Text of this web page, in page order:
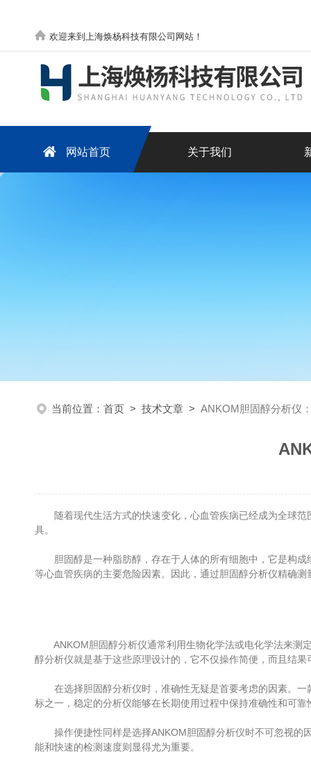
欢迎来到上海焕杨科技有限公司网站！
网站首页 关于我们
当前位置： 首页 > 技术文章 > ANKOM胆固醇分析仪
随着现代生活方式的快速变化，心血管疾病已经成为全球范
具。
胆固醇是一种脂肪醇，存在于人体的所有细胞中，它是构成
等心血管疾病的主要危险因素。因此，通过胆固醇分析仪精确
ANKOM胆固醇分析仪通常利用生物化学法或电化学法来测
醇分析仪就是基于这些原理设计的，它不仅操作简便，而且结
在选择胆固醇分析仪时，准确性无疑是首要考虑的因素。一
标之一，稳定的分析仪能够在长期使用过程中保持准确性和可靠
操作便捷性同样是选择ANKOM胆固醇分析仪时不可忽视的
能和快速的检测速度则显得尤为重要。